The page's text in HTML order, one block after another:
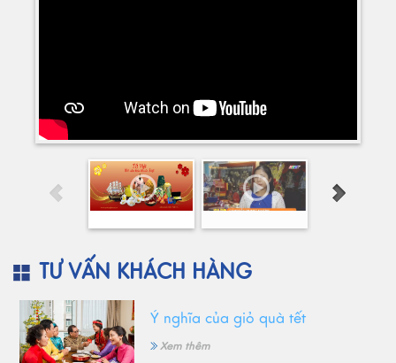
TƯ VẤN KHÁCH HÀNG
Ý nghĩa của giỏ quà tết
Xem thêm